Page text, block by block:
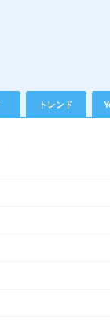
トレンド